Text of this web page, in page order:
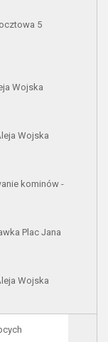
5
Wojska
Wojska
kominów -
Plac Jana
Wojska